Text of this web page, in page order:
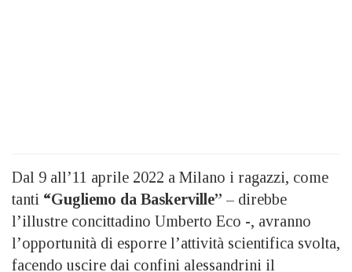
Dal 9 all’11 aprile 2022 a Milano i ragazzi, come
tanti “Gugliemo da Baskerville” – direbbe
l’illustre concittadino Umberto Eco -, avranno
l’opportunità di esporre l’attività scientifica svolta,
facendo uscire dai confini alessandrini il